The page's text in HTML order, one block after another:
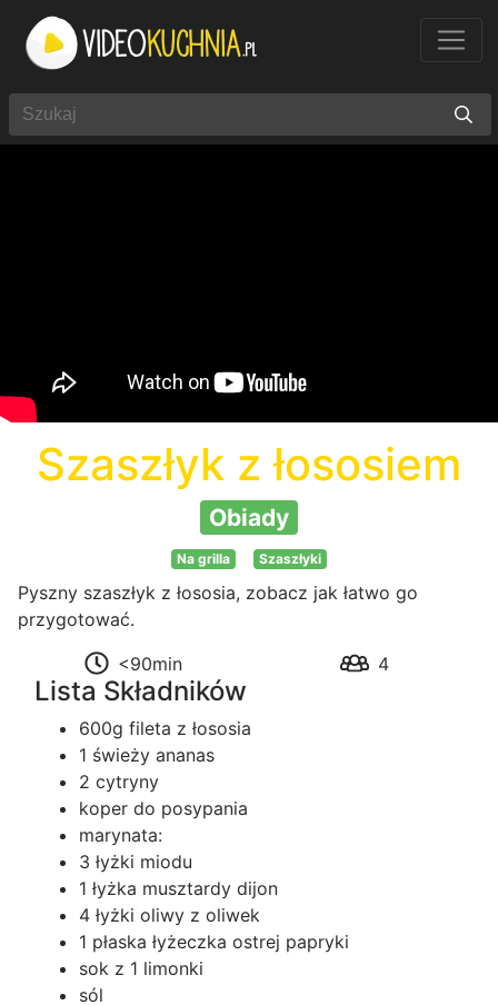
Szaszłyk z łososiem
Obiady
Na grilla Szaszłyki
Pyszny szaszłyk z łososia, zobacz jak łatwo go
przygotować.
<90min
4
Lista Składników
600g fileta z łososia
1 świeży ananas
2 cytryny
koper do posypania
marynata:
3 łyżki miodu
1 łyżka musztardy dijon
4 łyżki oliwy z oliwek
1 płaska łyżeczka ostrej papryki
sok z 1 limonki
sól